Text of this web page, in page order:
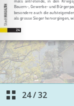
24/32